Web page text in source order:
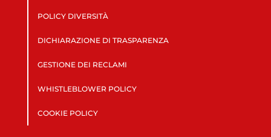
POLICY DIVERSITÀ
DICHIARAZIONE DI TRASPARENZA
GESTIONE DEI RECLAMI
WHISTLEBLOWER POLICY
COOKIE POLICY